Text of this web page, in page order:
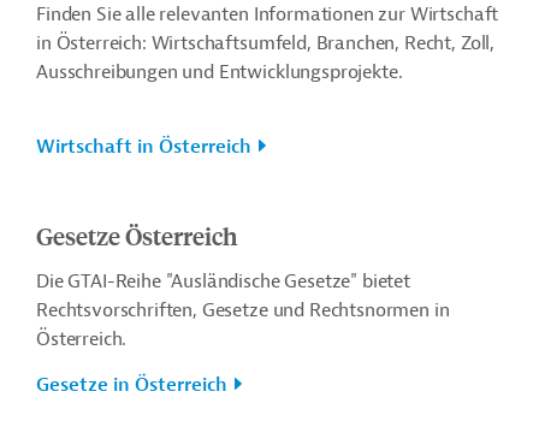
Finden Sie alle relevanten Informationen zur Wirtschaft
in Österreich: Wirtschaftsumfeld, Branchen, Recht, Zoll,
Ausschreibungen und Entwicklungsprojekte.
Wirtschaft in Österreich
Gesetze Österreich
Die GTAI-Reihe "Ausländische Gesetze" bietet
Rechtsvorschriften, Gesetze und Rechtsnormen in
Österreich.
Gesetze in Österreich